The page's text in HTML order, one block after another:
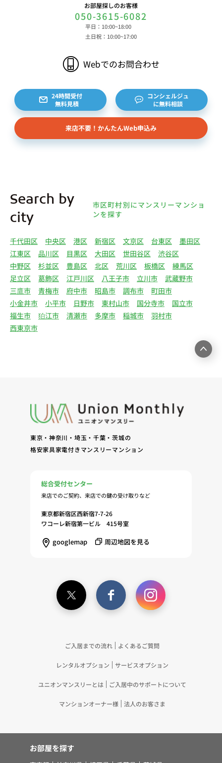
対するお問い合わせ・ご連絡等に関する情報等 ま
た、お客様の個人情報は、弊社のデータベースシス
テムに登録されます。登録されるお客様の個人情報
積書等をもとに登録されます。 （2）弊社と賃貸
借契約を締結している不動産所有者様および所有者
約等のお問合せをいただいた個人または企業、イン
ターネット上の不動産オーナーサイト等からの査定
依頼者、 公開情報などから取得した不動産所有者
様（以下総称して「オーナー様」といいます）の個
人情報を取得します。取得する個人情報は、上記
下記（1）～（13）における利用目的のために利用
し、また、利用目的を達成するために必要な範囲で
リー物件の紹介、利用契約に関する連絡、利用契約
の締結、履行。（2）弊社の他のマンスリー物件お
よびサービスの紹介ならびにお客様・オーナー様に
とって有用と思われる弊社提携先の商品・サービス
等を紹介するためのダイレクトメール、住環境向上
のためのアンケート等の発送（3）賃貸事業におけ
る情報・サービスを提供するための郵便物、電話、
電子メールまたは訪問等による営業活動（4）不動
産物件の紹介・賃貸借契約・サブリース契約等の締
客様およびオーナー様の管理（8）サービスの保
守、管理（9）サービスの改善のためおよびサービ
への同意に基づき、当ウェブサイトの利用履歴に関
する情報等の個人情報について、調査・分析会社、
事業者（以下「提携事業者等」といいます。）が既
に保有する個人情報と当社から取得する個人情報を
突合して、お客様の当ウェブサイトの利用履歴等の
調査・分析、広告の効果測定およびその結果を利用
を配信する等のマーケティング活動を行うため
ている個人情報を突合して「4.利用目的について」
記載の目的で利用するため（12）本ポリシーへの同
意に基づき、提携事業者等が取得した個人関連情報
るため（13）上記(1)～(12)に付随するアフターサ
よびご連絡等の実施
5.お客様・オーナー様の個人情報の第三者への提
供 （1）弊社は、次に掲げる場合を除き、弊社が
取り扱う個人情報を、あらかじめお客様およびオー
客様の同意を得ることが困難であるとき ③公衆衛
お部屋探しのお客様
050-3615-6082
平日：10:00~18:00
土日祝：10:00~17:00
Webでのお問合わせ
24時間受付
無料見積
コンシェルジュ
に無料相談
来店不要！かんたんWeb申込み
Search by
city
市区町村別にマンスリーマンショ
ンを探す
千代田区 中央区 港区 新宿区 文京区 台東区
墨田区
江東区
品川区 目黒区 大田区 世田谷区
渋谷区
中野区
杉並区 豊島区 北区 荒川区 板橋区
練馬区
足立区
葛飾区 江戸川区 八王子市 立川市
武蔵野市
三鷹市
青梅市 府中市 昭島市 調布市
町田市
小金井市
小平市 日野市 東村山市 国分寺市
国立市
福生市
狛江市 清瀬市 多摩市 稲城市
羽村市
西東京市
東京・神奈川・埼玉・千葉・茨城の
格安家具家電付きマンスリーマンション
総合受付センター
来店でのご契約、来店での鍵の受け取りなど
東京都新宿区西新宿7-7-26
ワコーレ新宿第一ビル 415号室
googlemap 周辺地図を見る
ご入居までの流れ よくあるご質問
レンタルオプション サービスオプション
ユニオンマンスリーとは ご入居中のサポートについて
マンションオーナー様 法人のお客さま
お部屋を探す